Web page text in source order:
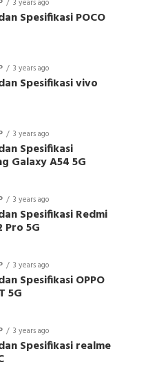
3 years ago
Spesifikasi POCO
3 years ago
Spesifikasi vivo
3 years ago
Spesifikasi
Galaxy A54 5G
3 years ago
Spesifikasi Redmi
Pro 5G
3 years ago
Spesifikasi OPPO
5G
3 years ago
Spesifikasi realme